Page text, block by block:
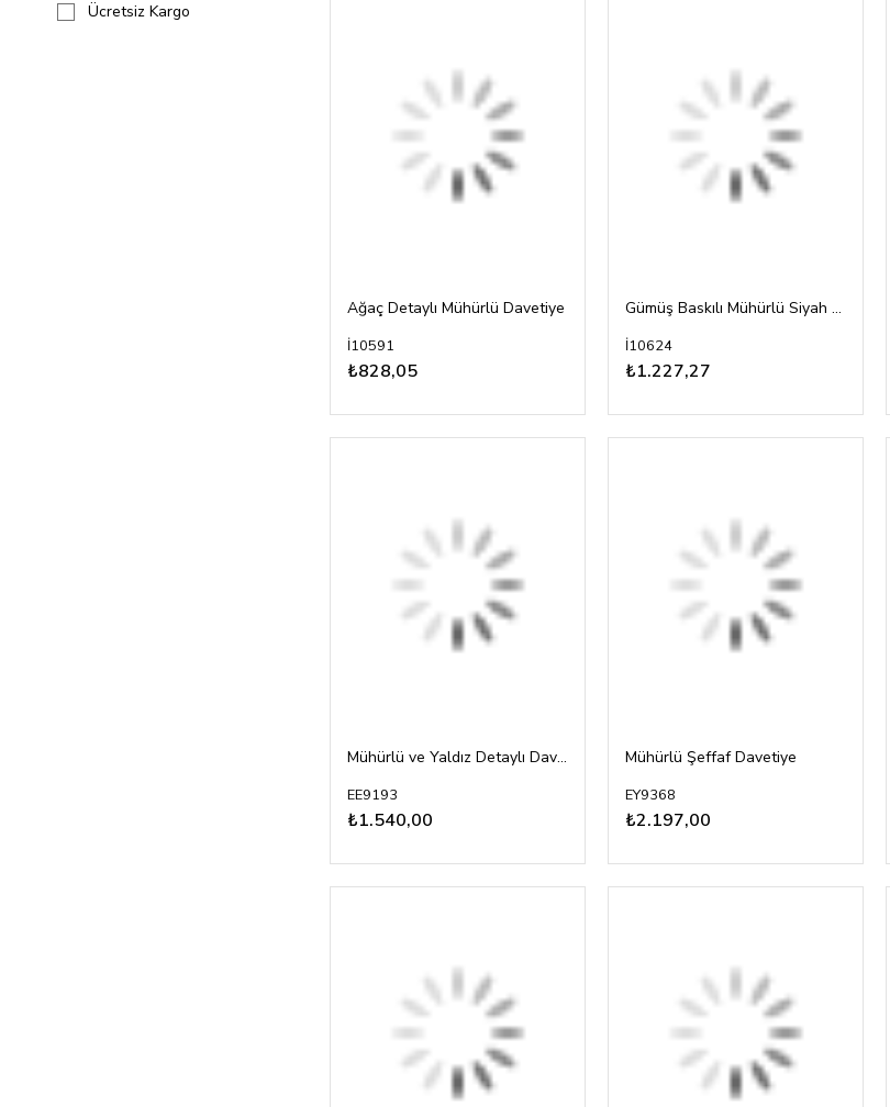
Ücretsiz Kargo
Ağaç Detaylı Mühürlü Davetiye
İ10591
₺828,05
Gümüş Baskılı Mühürlü Siyah Davetiye
İ10624
₺1.227,27
Mühürlü ve Yaldız Detaylı Davetiye
EE9193
₺1.540,00
Mühürlü Şeffaf Davetiye
EY9368
₺2.197,00